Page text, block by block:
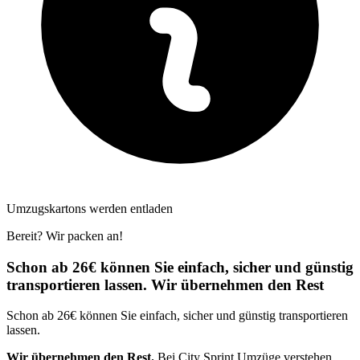
Umzugskartons werden entladen
Bereit? Wir packen an!
Schon ab 26€ können Sie einfach, sicher und günstig
transportieren lassen. Wir übernehmen den Rest
Schon ab 26€ können Sie einfach, sicher und günstig transportieren
lassen.